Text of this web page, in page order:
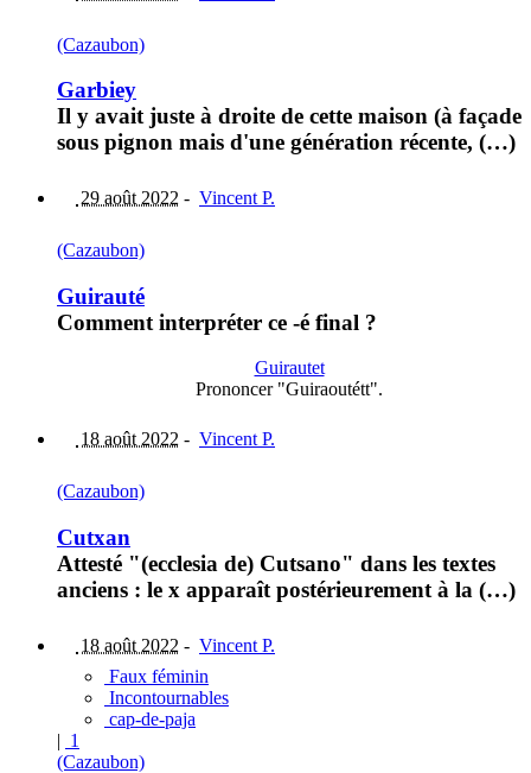
(Cazaubon)
Garbiey
Il y avait juste à droite de cette maison (à façade
sous pignon mais d'une génération récente, (…)
29 août 2022 - Vincent P.
(Cazaubon)
Guirauté
Comment interpréter ce -é final ?
Guirautet
Prononcer "Guiraoutétt".
18 août 2022 - Vincent P.
(Cazaubon)
Cutxan
Attesté "(ecclesia de) Cutsano" dans les textes
anciens : le x apparaît postérieurement à la (…)
18 août 2022 - Vincent P.
Faux féminin
Incontournables
cap-de-paja
| 1
(Cazaubon)